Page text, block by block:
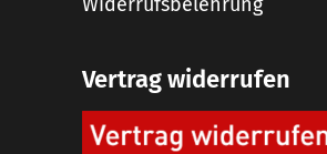
Vertrag widerrufen